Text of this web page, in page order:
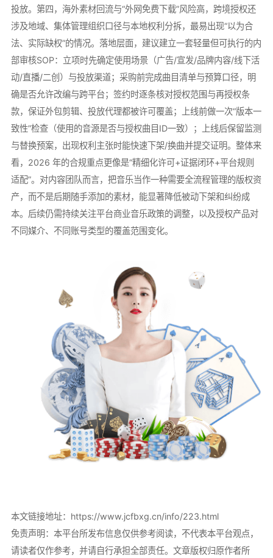
投放。第四，海外素材回流与“外网免费下载”风险高，跨境授权还
涉及地域、集体管理组织口径与本地权利分拆，最易出现“以为合
法、实际缺权”的情况。落地层面，建议建立一套轻量但可执行的内
部审核SOP：立项时先确定使用场景（广告/宣发/品牌内容/线下活
动/直播/二创）与投放渠道；采购前完成曲目清单与预算口径，明
确是否允许改编与跨平台；签约时逐条核对授权范围与再授权条
款，保证外包剪辑、投放代理都被许可覆盖；上线前做一次“版本一
致性”检查（使用的音源是否与授权曲目ID一致）；上线后保留监测
与替换预案，出现权利主张时能快速下架/换曲并提交证明。整体来
看，2026 年的合规重点更像是“精细化许可+证据闭环+平台规则
适配”。对内容团队而言，把音乐当作一种需要全流程管理的版权资
产，而不是后期随手添加的素材，能显著降低被动下架和纠纷成
本。后续仍需持续关注平台商业音乐政策的调整，以及授权产品对
不同媒介、不同账号类型的覆盖范围变化。
本文链接地址： https://www.jcfbxg.cn/info/223.html
免责声明：本平台所发布信息仅供参考阅读，不代表本平台观点，
请读者仅作参考，并请自行承担全部责任。文章版权归原作者所